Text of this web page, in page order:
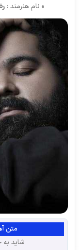
» نام هنرمند :
متن
شاید به